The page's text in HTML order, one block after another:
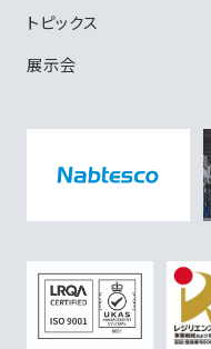
トピックス
展示会